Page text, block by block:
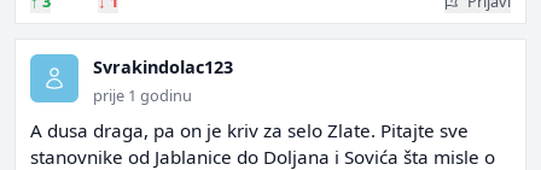
Svrakindolac123
prije 1 godinu
A dusa draga, pa on je kriv za selo Zlate. Pitajte sve
stanovnike od Jablanice do Doljana i Sovića šta misle o